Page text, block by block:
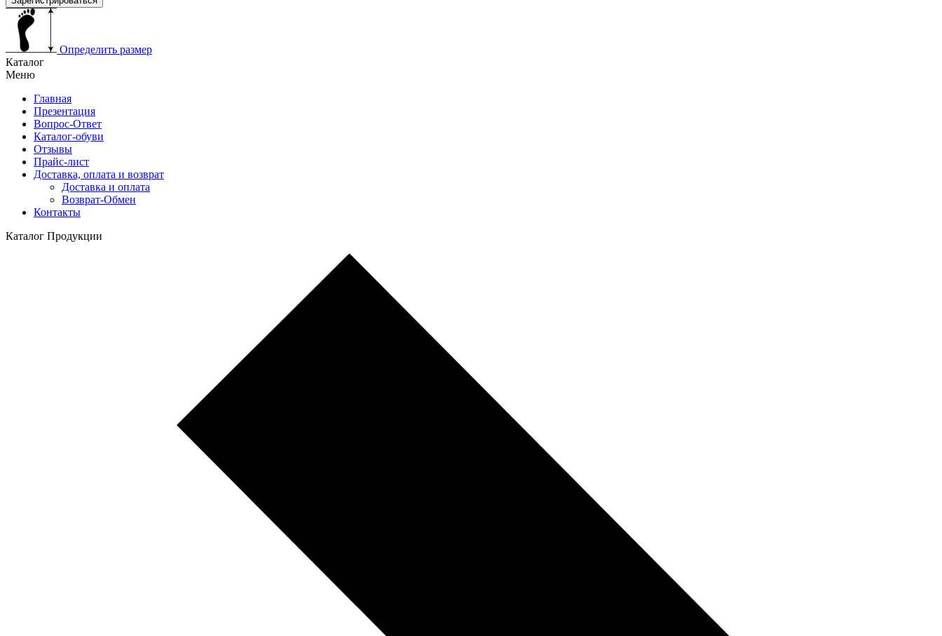
Определить размер
Каталог
Меню
Главная
Презентация
Вопрос-Ответ
Каталог-обуви
Отзывы
Прайс-лист
Доставка, оплата и возврат
Доставка и оплата
Возврат-Обмен
Контакты
Каталог Продукции